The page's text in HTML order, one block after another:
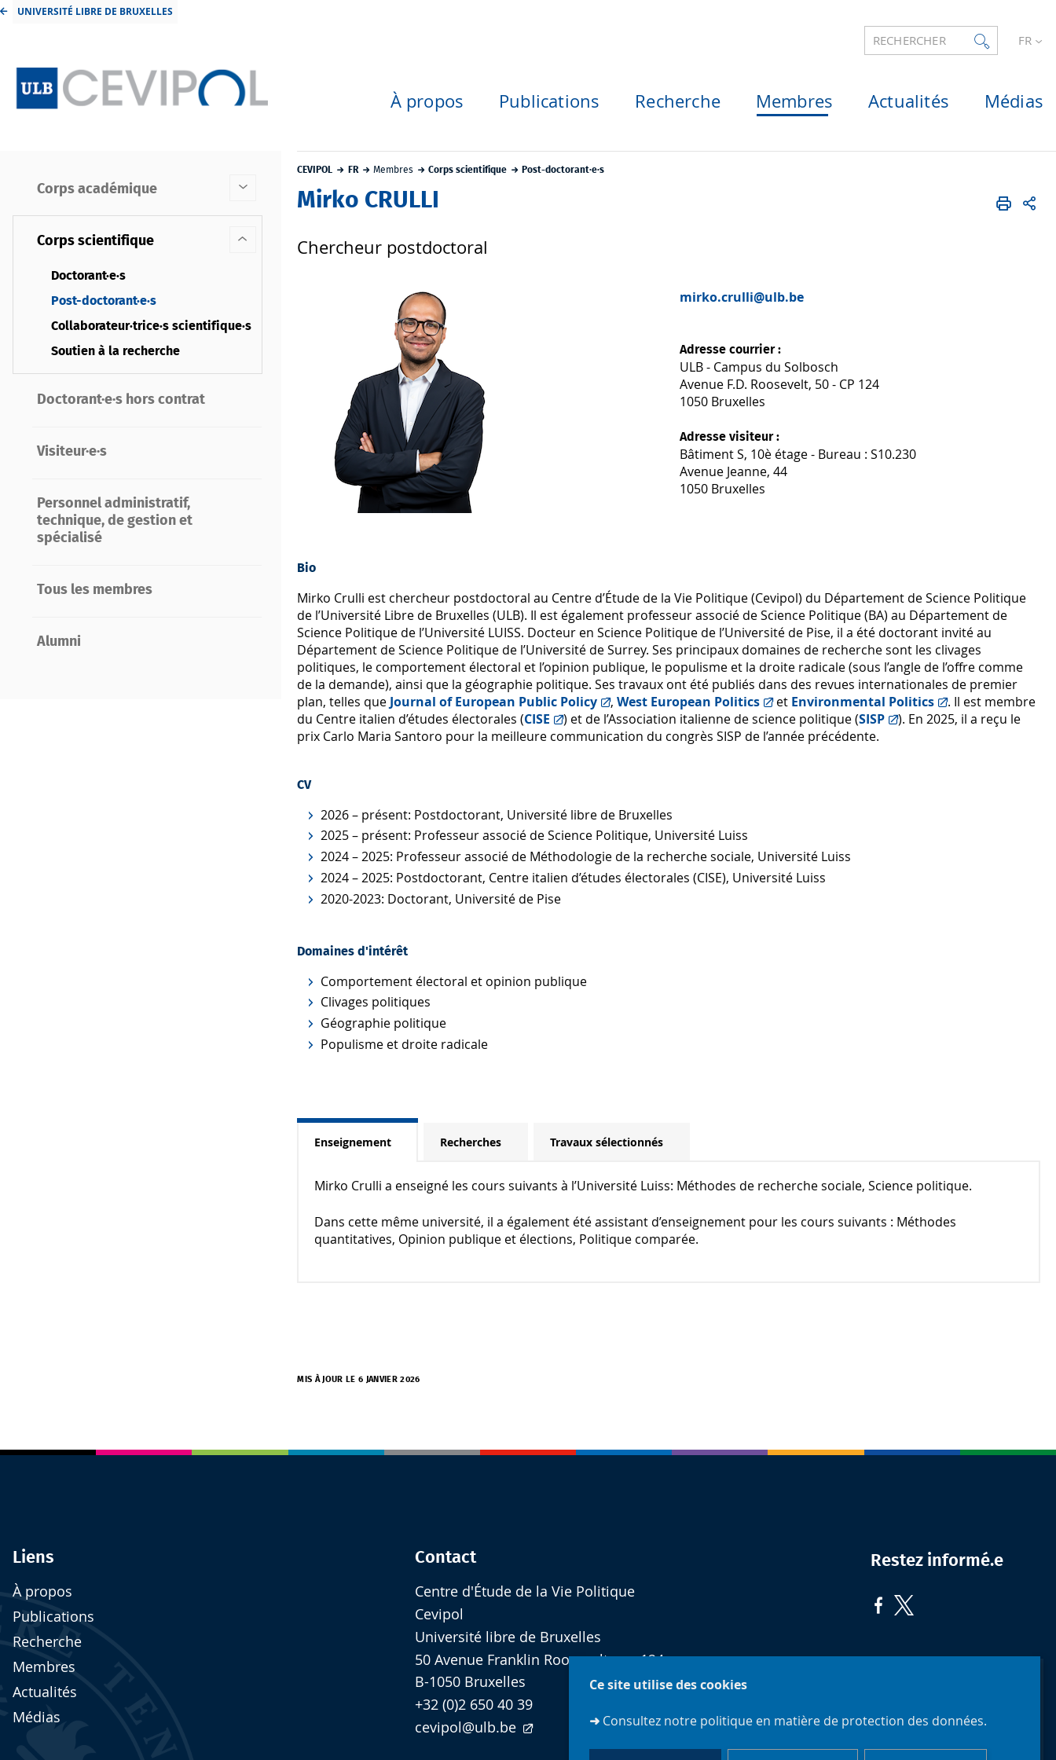
Ce site utilise des cookies
➜ Consultez notre politique en matière de protection des données.
UNIVERSITÉ LIBRE DE BRUXELLES
RECHERCHER FR
À propos Publications Recherche Membres Actualités Médias
Corps académique
Corps scientifique
Doctorant·e·s
Post-doctorant·e·s
Collaborateur·trice·s scientifique·s
Soutien à la recherche
Doctorant·e·s hors contrat
Visiteur·e·s
Personnel administratif,
technique, de gestion et
spécialisé
Tous les membres
Alumni
CEVIPOL FR Membres Corps scientifique Post-doctorant·e·s
Mirko CRULLI
Chercheur postdoctoral
mirko.crulli@ulb.be
Adresse courrier :
ULB - Campus du Solbosch
Avenue F.D. Roosevelt, 50 - CP 124
1050 Bruxelles
Adresse visiteur :
Bâtiment S, 10è étage - Bureau : S10.230
Avenue Jeanne, 44
1050 Bruxelles
Bio
Mirko Crulli est chercheur postdoctoral au Centre d’Étude de la Vie Politique (Cevipol) du Département de Science Politique
de l’Université Libre de Bruxelles (ULB). Il est également professeur associé de Science Politique (BA) au Département de
Science Politique de l’Université LUISS. Docteur en Science Politique de l’Université de Pise, il a été doctorant invité au
Département de Science Politique de l’Université de Surrey. Ses principaux domaines de recherche sont les clivages
politiques, le comportement électoral et l’opinion publique, le populisme et la droite radicale (sous l’angle de l’offre comme
de la demande), ainsi que la géographie politique. Ses travaux ont été publiés dans des revues internationales de premier
plan, telles que Journal of European Public Policy ,West European Politics et Environmental Politics
. Il est membre
du Centre italien d’études électorales (CISE ) et de l’Association italienne de science politique (SISP
). En 2025, il a reçu le
prix Carlo Maria Santoro pour la meilleure communication du congrès SISP de l’année précédente.
CV
2026 – présent: Postdoctorant, Université libre de Bruxelles
2025 – présent: Professeur associé de Science Politique, Université Luiss
2024 – 2025: Professeur associé de Méthodologie de la recherche sociale, Université Luiss
2024 – 2025: Postdoctorant, Centre italien d’études électorales (CISE), Université Luiss
2020-2023: Doctorant, Université de Pise
Domaines d'intérêt
Comportement électoral et opinion publique
Clivages politiques
Géographie politique
Populisme et droite radicale
Enseignement Recherches Travaux sélectionnés
Mirko Crulli a enseigné les cours suivants à l’Université Luiss: Méthodes de recherche sociale, Science politique.
Dans cette même université, il a également été assistant d’enseignement pour les cours suivants : Méthodes
quantitatives, Opinion publique et élections, Politique comparée.
MIS À JOUR LE 6 JANVIER 2026
Liens
À propos
Publications
Recherche
Membres
Actualités
Médias
Contact
Centre d'Étude de la Vie Politique
Cevipol
Université libre de Bruxelles
50 Avenue Franklin Roosevelt - cp 124
B-1050 Bruxelles
+32 (0)2 650 40 39
cevipol@ulb.be
Restez informé.e
Faculté de
et Sciences
libre de